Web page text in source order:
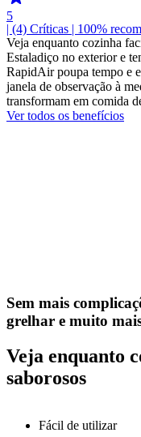
5
| (4) Críticas | 100%
Veja enquanto cozinha
Estaladiço no exterior e
RapidAir poupa tempo e
janela de observação à
transformam em comida
Ver todos os benefícios
Sem mais
grelhar e muito
Veja enquanto
saborosos
Fácil de utilizar